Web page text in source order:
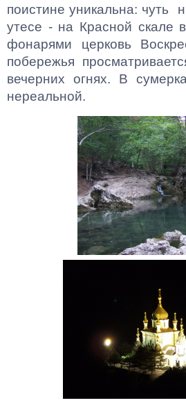
поистине уникальна: чуть
утесе - на Красной скале
фонарями церковь
побережья
вечерних огнях. В
нереальной.